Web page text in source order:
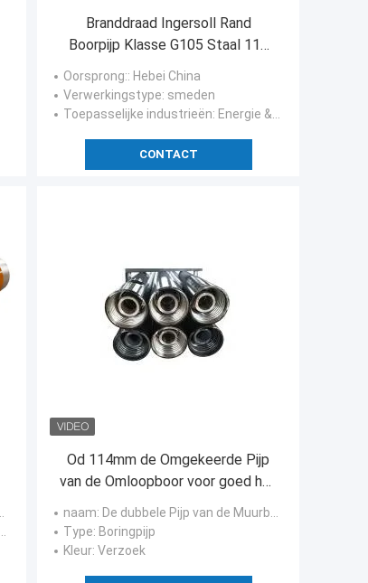
Branddraad Ingersoll Rand
Boorpijp Klasse G105 Staal 114
mm
Oorsprong:: Hebei China
Verwerkingstype: smeden
Toepasselijke industrieën: Energie & Mijnbouw, Diepzeeboring
CONTACT
Od 114mm de Omgekeerde Pijp
van de Omloopboor voor goed het
Boren van R780-Rangstaal
naam: De dubbele Pijp van de Muurboor
Type: Boringpijp
Kleur: Verzoek